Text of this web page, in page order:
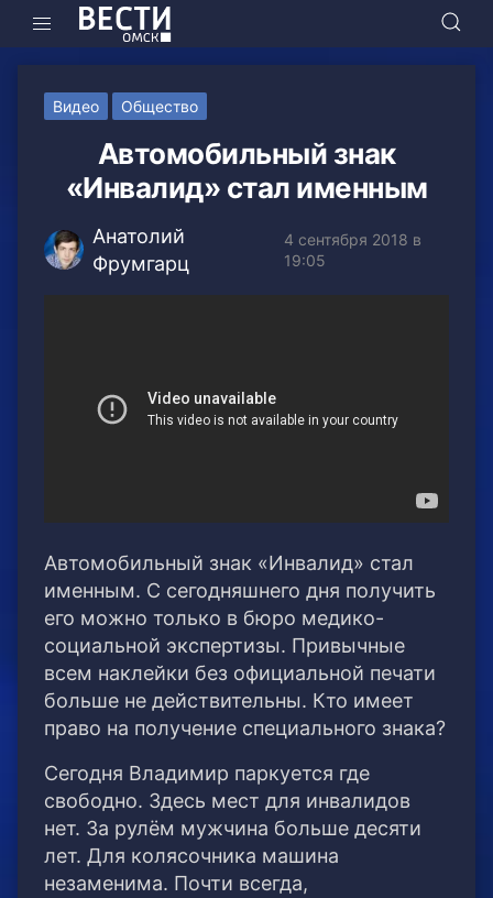
Видео Общество
Автомобильный знак
«Инвалид» стал именным
Анатолий
Фрумгарц
4 сентября 2018 в
19:05
Автомобильный знак «Инвалид» стал
именным. С сегодняшнего дня получить
его можно только в бюро медико-
социальной экспертизы. Привычные
всем наклейки без официальной печати
больше не действительны. Кто имеет
право на получение специального знака?
Сегодня Владимир паркуется где
свободно. Здесь мест для инвалидов
нет. За рулём мужчина больше десяти
лет. Для колясочника машина
незаменима. Почти всегда,